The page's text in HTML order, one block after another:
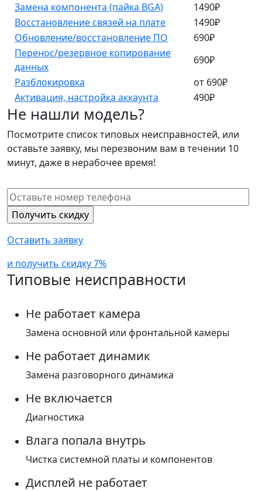
Замена компонента (пайка BGA)
1490₽
Восстановление связей на плате
1490₽
Обновление/восстановление ПО
690₽
Перенос/резервное копирование
данных
690₽
Разблокировка
от 690₽
Активация, настройка аккаунта
490₽
Не нашли модель?
Посмотрите список типовых неисправностей, или
оставьте заявку, мы перезвоним вам в течении 10
минут, даже в нерабочее время!
Оставить заявку
и получить скидку 7%
Типовые неисправности
Не работает камера
Замена основной или фронтальной камеры
Не работает динамик
Замена разговорного динамика
Не включается
Диагностика
Влага попала внутрь
Чистка системной платы и компонентов
Дисплей не работает